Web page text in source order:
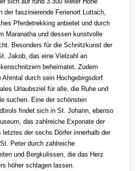
der faszinierende Ferienort Luttach,
Pferdetrekking anbietet und durch
Maranatha und dessen kunstvolle
Besonders für die Schnitzkunst der
Jakob, das eine Vielzahl an
beheimatet. Zudem
Ahrntal durch sein Hochgebirgsdorf
Urlaubsziel für alle, die Ruhe und
suchen. Eine der schönsten
findet sich in St. Johann, ebenso
das zahlreiche Exponate der
letztes der sechs Dörfer innerhalb der
Peter durch zahlreiche
und Bergkulissen, die das Herz
höher schlagen lassen.